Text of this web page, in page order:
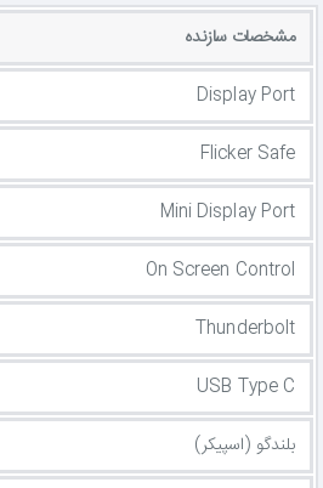
مشخصات سازنده
Display Port
Flicker Safe
Mini Display Port
On Screen Control
Thunderbolt
USB Type C
بلندگو (اسپیکر)